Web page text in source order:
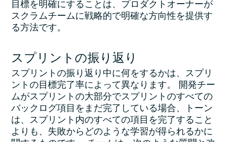
目標を明確にすることは、プロダクトオーナーが
スクラムチームに戦略的で明確な方向性を提供す
る方法です。
スプリントの振り返り
スプリントの振り返り中に何をするかは、スプリ
ントの目標完了率によって異なります。 開発チー
ムがスプリントの大部分でスプリントのすべての
バックログ項目をまだ完了している場合、トーン
は、スプリント内のすべての項目を完了すること
よりも、失敗からどのような学習が得られるかに